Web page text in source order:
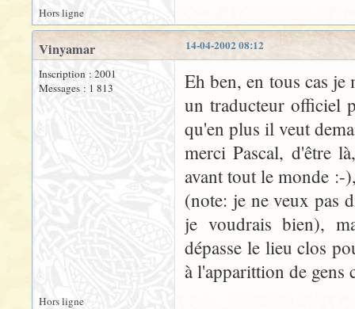
Hors ligne
14-04-2002 08:12
Vinyamar
Inscription : 2001
Messages : 1 813
Eh ben, en tous cas
un traducteur officiel
qu'en plus il veut
merci Pascal, d'être
avant tout le monde :-
(note: je ne veux pas
je voudrais bien),
dépasse le lieu clos
à l'apparittion de gens
Hors ligne